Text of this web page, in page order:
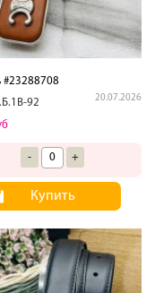
#23288708
92
20.07.2026
- +
Купить